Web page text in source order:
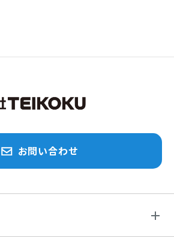
お問い合わせ